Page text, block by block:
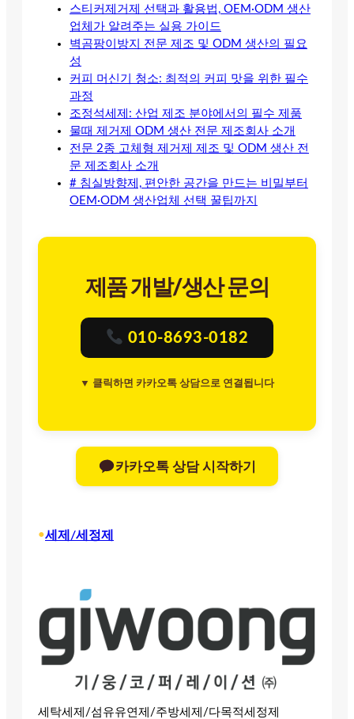
스티커제거제 선택과 활용법, OEM·ODM 생산
업체가 알려주는 실용 가이드
벽곰팡이방지 전문 제조 및 ODM 생산의 필요
성
커피 머신기 청소: 최적의 커피 맛을 위한 필수
과정
조정석세제: 산업 제조 분야에서의 필수 제품
물때 제거제 ODM 생산 전문 제조회사 소개
전문 2종 고체형 제거제 제조 및 ODM 생산 전
문 제조회사 소개
# 침실방향제, 편안한 공간을 만드는 비밀부터
OEM·ODM 생산업체 선택 꿀팁까지
제품 개발/생산 문의
010-8693-0182
▼ 클릭하면 카카오톡 상담으로 연결됩니다
카카오톡 상담 시작하기
•세제/세정제
세탁세제/섬유유연제/주방세제/다목적세정제